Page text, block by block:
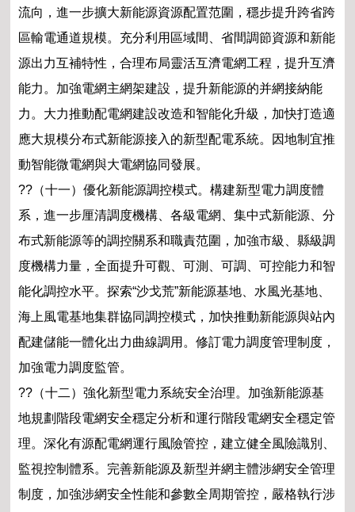
流向，進一步擴大新能源資源配置范圍，穩步提升跨省跨
區輸電通道規模。充分利用區域間、省間調節資源和新能
源出力互補特性，合理布局靈活互濟電網工程，提升互濟
能力。加強電網主網架建設，提升新能源的并網接納能
力。大力推動配電網建設改造和智能化升級，加快打造適
應大規模分布式新能源接入的新型配電系統。因地制宜推
動智能微電網與大電網協同發展。
??（十一）優化新能源調控模式。構建新型電力調度體
系，進一步厘清調度機構、各級電網、集中式新能源、分
布式新能源等的調控關系和職責范圍，加強市級、縣級調
度機構力量，全面提升可觀、可測、可調、可控能力和智
能化調控水平。探索“沙戈荒”新能源基地、水風光基地、
海上風電基地集群協同調控模式，加快推動新能源與站內
配建儲能一體化出力曲線調用。修訂電力調度管理制度，
加強電力調度監管。
??（十二）強化新型電力系統安全治理。加強新能源基
地規劃階段電網安全穩定分析和運行階段電網安全穩定管
理。深化有源配電網運行風險管控，建立健全風險識別、
監視控制體系。完善新能源及新型并網主體涉網安全管理
制度，加強涉網安全性能和參數全周期管控，嚴格執行涉